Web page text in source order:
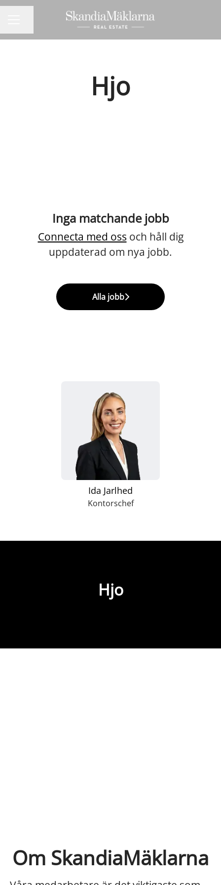
Hjo
Inga matchande jobb
Connecta med oss och håll dig
uppdaterad om nya jobb.
Alla jobb
Ida Jarlhed
Kontorschef
Hjo
Om SkandiaMäklarna